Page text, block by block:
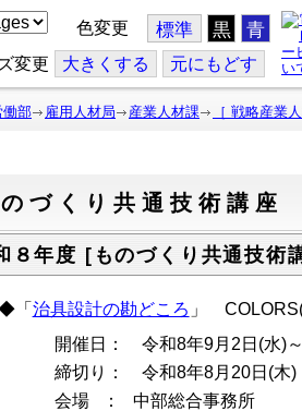
色変更 標準 黒 青
変更 大きくする 元にもどす
働部 雇用人材局 産業人材課 ［ 戦略産業
のづくり共通技術講座
８年度 [ものづくり共通技術
治具設計の勘どころ 」
日： 令和8年9月2日(水)～
り： 令和8年8月20日(木)
場 ： 中部総合事務所